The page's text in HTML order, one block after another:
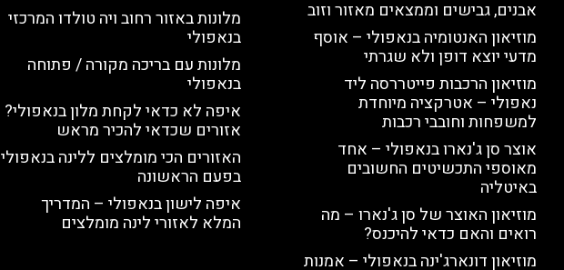
אבנים, גבישים וממצאים מאזור וזוב
מוזיאון האנטומיה בנאפולי – אוסף
מדעי יוצא דופן ולא שגרתי
מוזיאון הרכבות פייטררסה ליד
נאפולי – אטרקציה מיוחדת
למשפחות וחובבי רכבות
אוצר סן ג'נארו בנאפולי – אחד
מאוספי התכשיטים החשובים
באיטליה
מוזיאון האוצר של סן ג'נארו – מה
רואים והאם כדאי להיכנס?
מוזיאון דונארג'ינה בנאפולי – אמנות
מלונות באזור רחוב ויה טולדו המרכזי
בנאפולי
מלונות עם בריכה מקורה / פתוחה
בנאפולי
איפה לא כדאי לקחת מלון בנאפולי?
אזורים שכדאי להכיר מראש
האזורים הכי מומלצים ללינה בנאפולי
בפעם הראשונה
איפה לישון בנאפולי – המדריך
המלא לאזורי לינה מומלצים